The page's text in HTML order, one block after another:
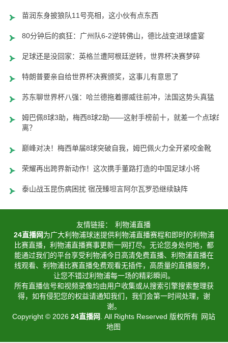
苗润东身披狼队11号亮相，这小伙有点东西
80分钟后的疯狂：广州队6-2逆转佛山，德比战变进球盛宴
足球还是没回家：英格兰遭阿根廷逆转，世界杯决赛梦碎
特朗普要亲自给世界杯决赛颁奖，这事儿有意思了
苏东聊世界杯八强：哈兰德拖着挪威往前冲，法国这势头真猛
姆巴佩8球3助，梅西8球2助——这射手榜前十，就差一个点球的
离？
巅峰对决！梅西单届8球突破自我，姆巴佩火力全开紧咬金靴
荣耀再出跨界新动作！这次携手董路打造的中国足球小将
泰山战玉昆伤病困扰 宿茂臻坦言阿尔瓦罗恐继续缺阵
友情链接：
利物浦直播
24直播网为广大利物浦球迷提供利物浦直播赛程和即时的利物浦
比赛直播，利物浦直播赛事更新一网打尽。无论您身处何地，都
能通过我们的平台享受利物浦今日高清免费直播、利物浦直播在
线观看、利物浦比赛直播免费观看无插件，高质量的直播服务，
让您不错过利物浦每一场的精彩瞬间。
所有直播信号和视频录像均由用户收集或从搜索引擎搜索整理获
得，如有侵犯您的权益请通知我们，我们会第一时间处理，谢
谢。
Copyright © 202624直播网 . All Rights Reserved 版权所有 网站
地图